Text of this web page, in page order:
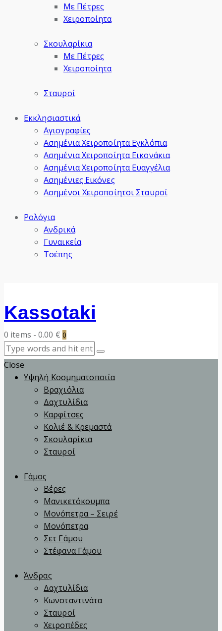
Με Πέτρες
Χειροποίητα
Σκουλαρίκια
Με Πέτρες
Χειροποίητα
Σταυροί
Εκκλησιαστικά
Αγιογραφίες
Ασημένια Χειροποίητα Εγκλόπια
Ασημένια Χειροποίητα Εικονάκια
Ασημένια Χειροποίητα Ευαγγέλια
Ασημένιες Εικόνες
Ασημένοι Χειροποίητοι Σταυροί
Ρολόγια
Ανδρικά
Γυναικεία
Τσέπης
Kassotaki
0 items - 0.00 € 0
Close
Υψηλή Κοσμηματοποιία
Βραχιόλια
Δαχτυλίδια
Καρφίτσες
Κολιέ & Κρεμαστά
Σκουλαρίκια
Σταυροί
Γάμος
Βέρες
Μανικετόκουμπα
Μονόπετρα – Σειρέ
Μονόπετρα
Σετ Γάμου
Στέφανα Γάμου
Άνδρας
Δαχτυλίδια
Κωνσταντινάτα
Σταυροί
Χειροπέδες